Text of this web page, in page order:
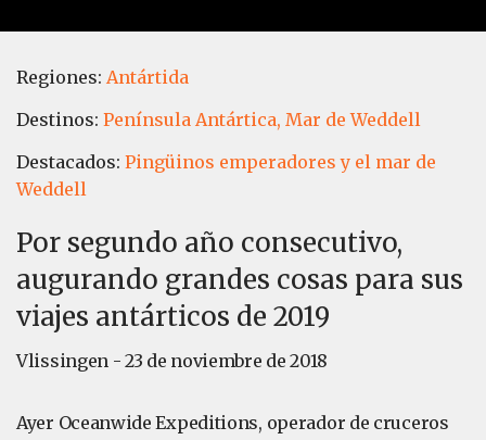
Regiones: Antártida
Destinos: Península Antártica, Mar de Weddell
Destacados: Pingüinos emperadores y el mar de
Weddell
Por segundo año consecutivo,
augurando grandes cosas para sus
viajes antárticos de 2019
Vlissingen - 23 de noviembre de 2018
Ayer Oceanwide Expeditions, operador de cruceros